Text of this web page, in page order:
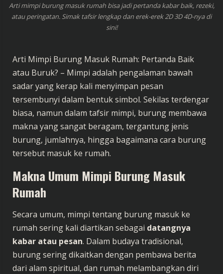
Arti mimpi burung masuk rumah bisa jadi pertanda kabar baik, rezeki,
atau peringatan. Simak tafsir lengkap dan erek-erek 2D 3D 4D-nya di
sini!
Arti Mimpi Burung Masuk Rumah: Pertanda Baik
atau Buruk? – Mimpi adalah pengalaman bawah
sadar yang kerap kali menyimpan pesan
tersembunyi dalam bentuk simbol. Sekilas terdengar
biasa, namun dalam tafsir mimpi, burung membawa
makna yang sangat beragam, tergantung jenis
burung, jumlahnya, hingga bagaimana cara burung
tersebut masuk ke rumah.
Makna Umum Mimpi Burung Masuk
Rumah
Secara umum, mimpi tentang burung masuk ke
rumah sering kali diartikan sebagai datangnya
kabar atau pesan. Dalam budaya tradisional,
burung sering dikaitkan dengan pembawa berita
dari alam spiritual, dan rumah melambangkan diri